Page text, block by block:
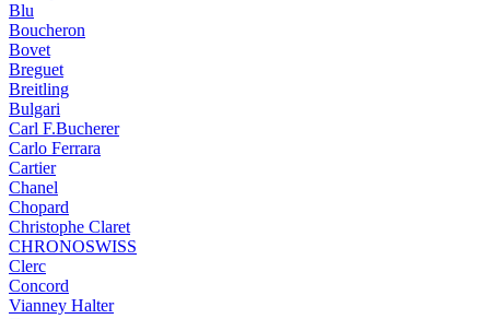
Blu
Boucheron
Bovet
Breguet
Breitling
Bulgari
Carl F.Bucherer
Carlo Ferrara
Cartier
Chanel
Chopard
Christophe Claret
CHRONOSWISS
Clerc
Concord
Vianney Halter